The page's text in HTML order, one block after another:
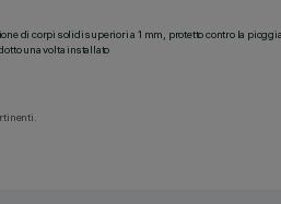
di corpi solidi superiori a 1 mm, protetto contro la
una volta installato